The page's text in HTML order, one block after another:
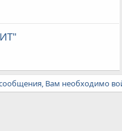
Вам необходимо